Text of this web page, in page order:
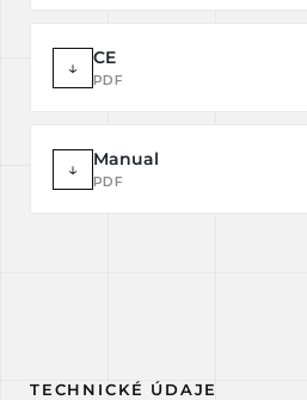
↓ CE
PDF
↓ Manual
PDF
TECHNICKÉ ÚDAJE